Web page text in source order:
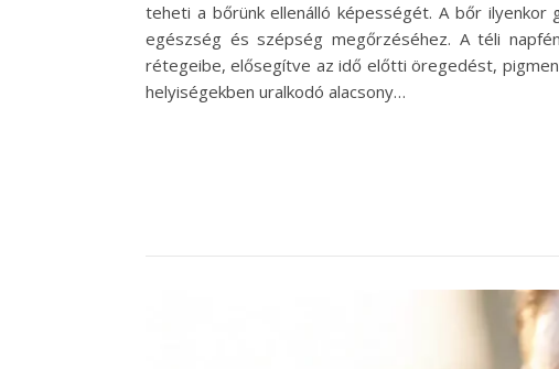
teheti a bőrünk ellenálló képességét. A bőr
egészség és szépség megőrzéséhez. A téli
rétegeibe, elősegítve az idő előtti öregedést,
helyiségekben uralkodó alacsony…